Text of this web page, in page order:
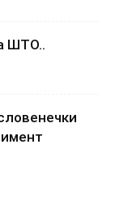
ШТО..